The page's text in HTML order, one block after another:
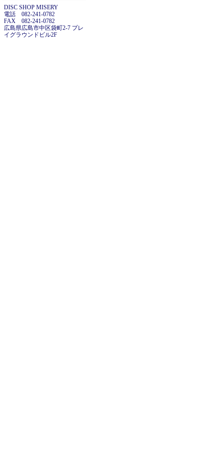
DISC SHOP MISERY
電話 082-241-0782
FAX 082-241-0782
広島県広島市中区袋町2-7 プレ
イグラウンドビル2F